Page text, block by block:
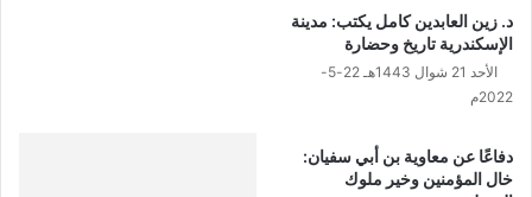
ل
ه
ﷺ
ز
د
ب
د. زين العابدين كامل يكتب: مدينة
الإسكندرية تاريخ وحضارة
الأحد 21 شوال 1443هـ 22-5-
2022م
دفاعًا عن معاوية بن أبي سفيان:
خال المؤمنين وخير ملوك